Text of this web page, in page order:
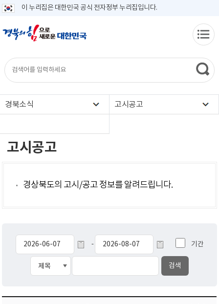
이 누리집은 대한민국 공식 전자정부 누리집입니다.
경북소식 고시공고
고시공고
경상북도의 고시/공고 정보를 알려드립니다.
- 기간